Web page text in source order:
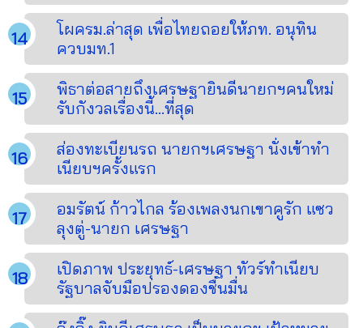
โผครม.ล่าสุด เพื่อไทยถอยให้ภท. อนุทิน
ควบมท.1
พิธาต่อสายถึงเศรษฐายินดีนายกฯคนใหม่
รับกังวลเรื่องนี้...ที่สุด
ส่องทะเบียนรถ นายกฯเศรษฐา นั่งเข้าทำ
เนียบฯครั้งแรก
อมรัตน์ ก้าวไกล ร้องเพลงนกเขาคูรัก แซว
ลุงตู่-นายก เศรษฐา
เปิดภาพ ประยุทธ์-เศรษฐา ทัวร์ทำเนียบ
รัฐบาลจับมือปรองดองชื่นมื่น